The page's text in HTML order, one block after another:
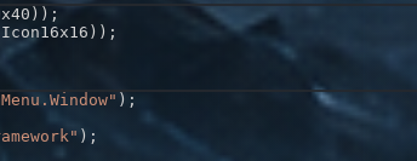
) ) ;
Icon16x16 ) ) ;
) ;
) ;